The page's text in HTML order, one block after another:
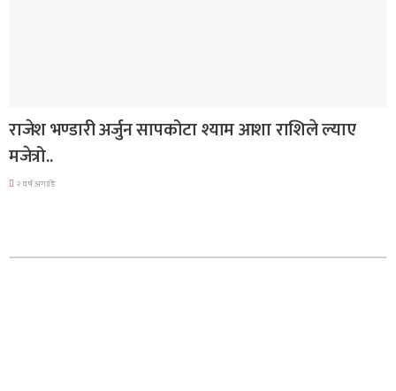
राजेश भण्डारी अर्जुन सापकोटा श्याम आशा राशिले ल्याए
मजेत्रो..
२ वर्ष अगाडि